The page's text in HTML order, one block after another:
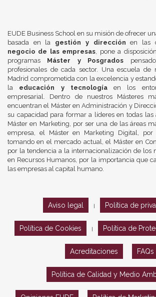
EUDE Business School en su misión de ofrecer
basada en la gestión y dirección en las
negocio de las empresas , pone a
programas Máster y Posgrados
profesionales de cada sector. Una escuela de
Madrid comprometida con la excelencia y
la educación y tecnologíaen los
empresarial. Dentro de nuestros Másteres
encuentran el Máster en Administración y
su capacidad para formar a líderes en todas las
Máster en Marketing, por ser una de las áreas
empresa, el Máster en Marketing Digital,
tomando en el mercado actual, el Máster en
por la tendencia a la internacionalización de los
en Recursos Humanos, por la importancia que
las empresas al capital humano.
Aviso legal Política de
Política de Cookies Política de
Acreditaciones FAQs
Política de Calidad y Medio